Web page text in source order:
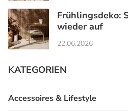
Frühlingsdeko:
wieder auf
22.06.2026
KATEGORIEN
Accessoires & Lifestyle